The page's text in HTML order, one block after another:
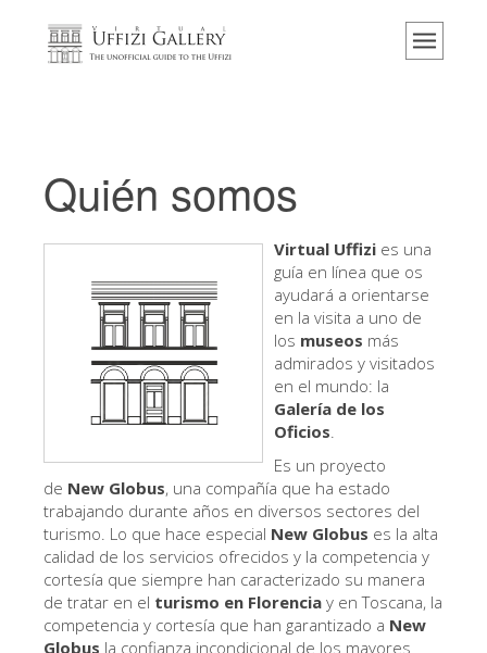
Home
Eventos y exposiciones
Visite los Uffizi
Reserve ahora
Visita virtual
Las obras
Los Artistas
Las nuevas salas
Otros Museos
Museo del Bargello
Quién somos
Virtual Uffizi es una
guía en línea que os
ayudará a orientarse
en la visita a uno de
los museos más
admirados y visitados
en el mundo: la
Galería de los
Oficios.
Es un proyecto
de New Globus, una compañía que ha estado
trabajando durante años en diversos sectores del
turismo. Lo que hace especial New Globus es la alta
calidad de los servicios ofrecidos y la competencia y
cortesía que siempre han caracterizado su manera
de tratar en el turismo en Florencia y en Toscana, la
competencia y cortesía que han garantizado a New
Globus la confianza incondicional de los mayores